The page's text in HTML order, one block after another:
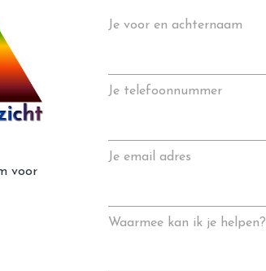
voor
Je voor en achternaam
Je telefoonnummer
Je email adres
Waarmee kan ik je helpen?